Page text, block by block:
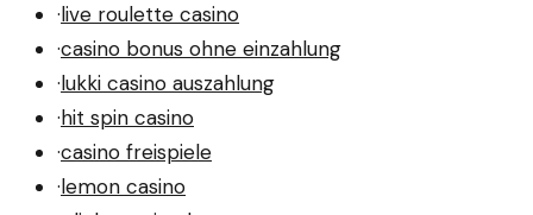
·live roulette casino
·casino bonus ohne einzahlung
·lukki casino auszahlung
·hit spin casino
·casino freispiele
·lemon casino